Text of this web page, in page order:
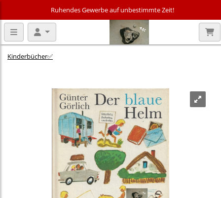
Ruhendes Gewerbe auf unbestimmte Zeit!
Kinderbücher✅